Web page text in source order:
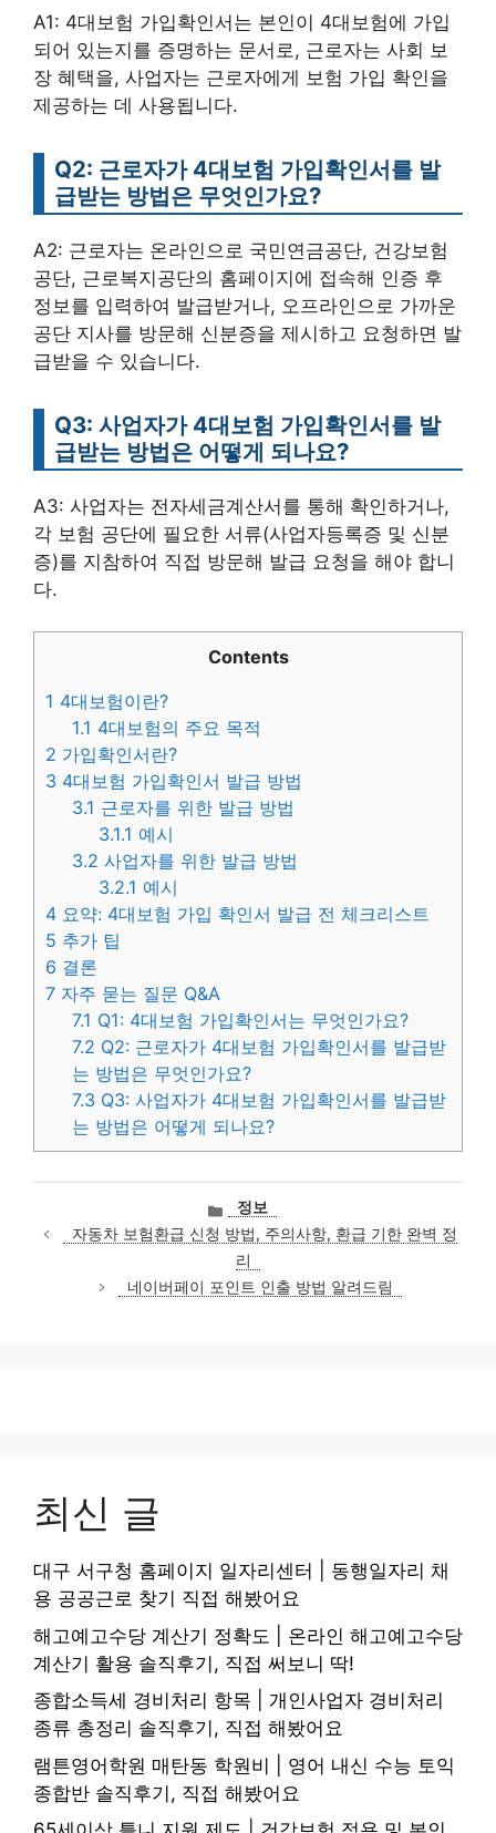
A1: 4대보험 가입확인서는 본인이 4대보험에 가입
되어 있는지를 증명하는 문서로, 근로자는 사회 보
장 혜택을, 사업자는 근로자에게 보험 가입 확인을
제공하는 데 사용됩니다.
Q2: 근로자가 4대보험 가입확인서를 발
급받는 방법은 무엇인가요?
A2: 근로자는 온라인으로 국민연금공단, 건강보험
공단, 근로복지공단의 홈페이지에 접속해 인증 후
정보를 입력하여 발급받거나, 오프라인으로 가까운
공단 지사를 방문해 신분증을 제시하고 요청하면 발
급받을 수 있습니다.
Q3: 사업자가 4대보험 가입확인서를 발
급받는 방법은 어떻게 되나요?
A3: 사업자는 전자세금계산서를 통해 확인하거나,
각 보험 공단에 필요한 서류(사업자등록증 및 신분
증)를 지참하여 직접 방문해 발급 요청을 해야 합니
다.
Contents
1 4대보험이란?
1.1 4대보험의 주요 목적
2 가입확인서란?
3 4대보험 가입확인서 발급 방법
3.1 근로자를 위한 발급 방법
3.1.1 예시
3.2 사업자를 위한 발급 방법
3.2.1 예시
4 요약: 4대보험 가입 확인서 발급 전 체크리스트
5 추가 팁
6 결론
7 자주 묻는 질문 Q&A
7.1 Q1: 4대보험 가입확인서는 무엇인가요?
7.2 Q2: 근로자가 4대보험 가입확인서를 발급받
는 방법은 무엇인가요?
7.3 Q3: 사업자가 4대보험 가입확인서를 발급받
는 방법은 어떻게 되나요?
카
테
고
리
정보
자동차 보험환급 신청 방법, 주의사항, 환급 기한 완벽 정
리
네이버페이 포인트 인출 방법 알려드림
최신 글
대구 서구청 홈페이지 일자리센터 | 동행일자리 채
용 공공근로 찾기 직접 해봤어요
해고예고수당 계산기 정확도 | 온라인 해고예고수당
계산기 활용 솔직후기, 직접 써보니 딱!
종합소득세 경비처리 항목 | 개인사업자 경비처리
종류 총정리 솔직후기, 직접 해봤어요
램튼영어학원 매탄동 학원비 | 영어 내신 수능 토익
종합반 솔직후기, 직접 해봤어요